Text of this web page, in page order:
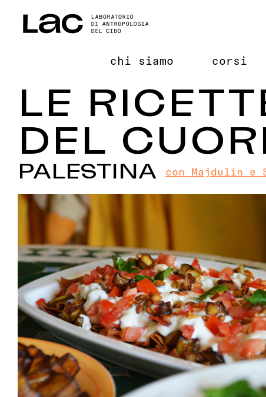
contenuto
chi siamo corsi
LE
DEL
PALESTINA con Majdulin e